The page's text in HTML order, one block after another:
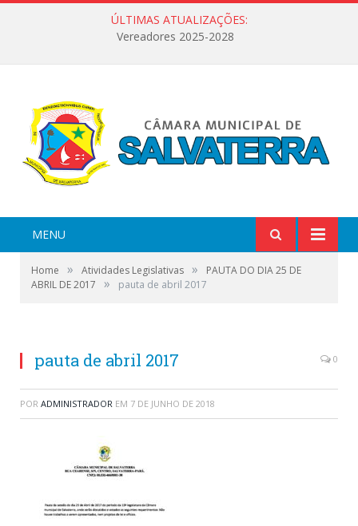
ÚLTIMAS ATUALIZAÇÕES:
Vereadores 2025-2028
MENU
Home » Atividades Legislativas »
PAUTA DO DIA 25 DE
ABRIL DE 2017
» pauta de abril 2017
pauta de abril 2017 0
POR ADMINISTRADOR EM 7 DE JUNHO DE 2018